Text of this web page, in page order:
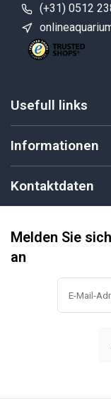
(+31) 0512
Usefull links
Informationen
Kontaktdaten
Melden Sie
an